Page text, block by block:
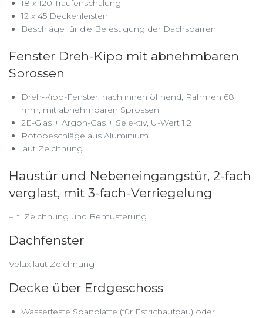
18 x 120 Traufenschalung
12 x 45 Deckenleisten
Beschläge für die Befestigung der Dachsparren
Fenster Dreh-Kipp mit abnehmbaren
Sprossen
Dreh-Kipp-Fenster, nach innen öffnend, Rahmen 68
mm, mit abnehmbaren Sprossen
2E-Glas + Argon-Gas + Selektiv, U-Wert 1.2
Rotobeschläge aus Aluminium
laut Zeichnung
Haustür und Nebeneingangstür, 2-fach
verglast, mit 3-fach-Verriegelung
– lt. Zeichnung und Bemusterung
Dachfenster
Velux laut Zeichnung
Decke über Erdgeschoss
Wasserfeste Spanplatte (für Estrichaufbau) oder